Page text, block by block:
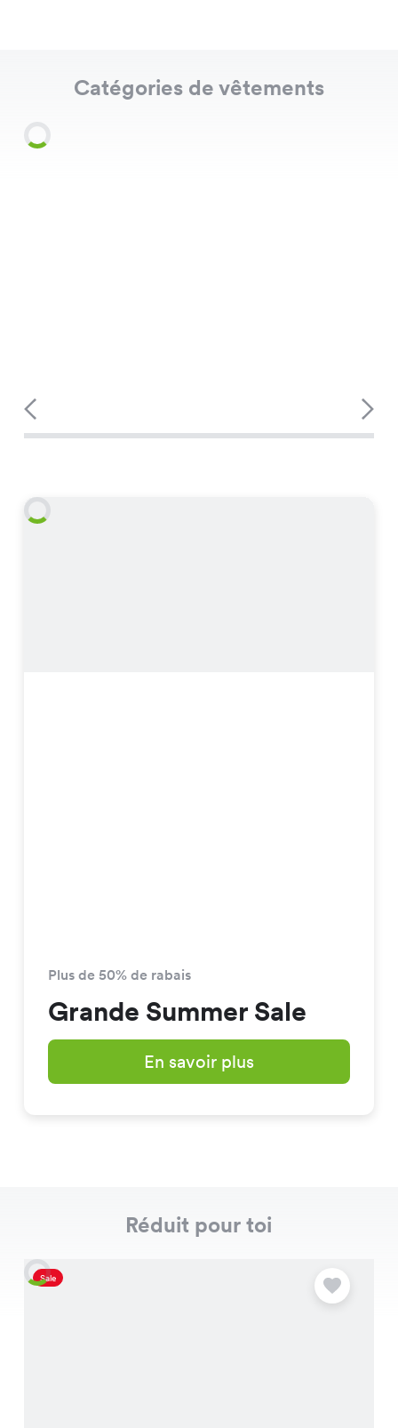
Catégories de vêtements
Plus de 50% de rabais
Grande Summer Sale
En savoir plus
Réduit pour toi
Sale